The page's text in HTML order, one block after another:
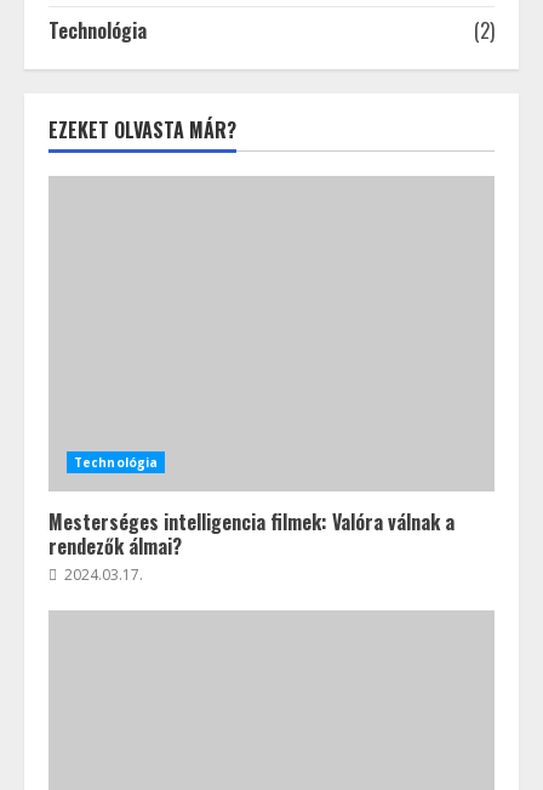
Technológia
(2)
EZEKET OLVASTA MÁR?
Technológia
Mesterséges intelligencia filmek: Valóra válnak a
rendezők álmai?
2024.03.17.